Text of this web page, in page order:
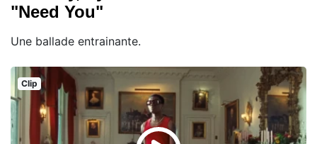
"Need You"
Une ballade entrainante.
Clip